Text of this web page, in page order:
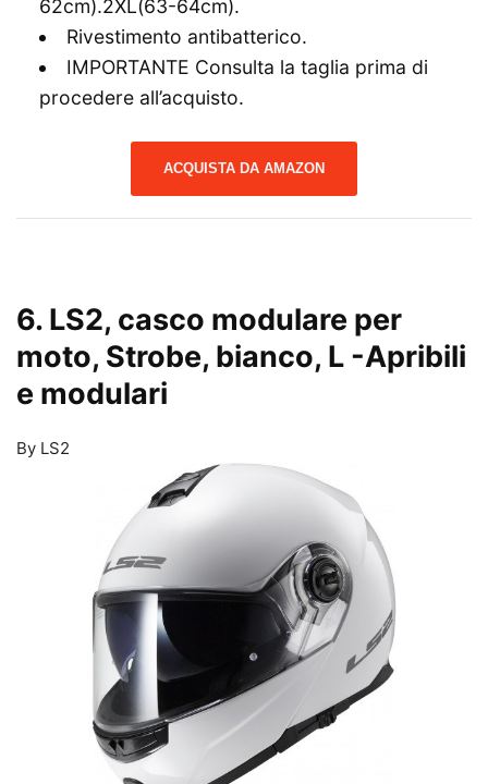
62cm).2XL(63-64cm).
Rivestimento antibatterico.
IMPORTANTE Consulta la taglia prima di
procedere all’acquisto.
ACQUISTA DA AMAZON
6. LS2, casco modulare per
moto, Strobe, bianco, L -Apribili
e modulari
By LS2